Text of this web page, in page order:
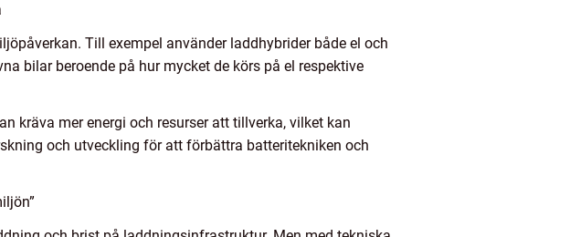
Till exempel använder laddhybrider både el och
bilar beroende på hur mycket de körs på el respektive
kräva mer energi och resurser att tillverka, vilket kan
och utveckling för att förbättra batteritekniken och